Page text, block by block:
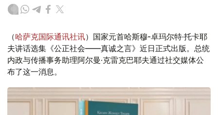
（哈萨克国际通讯社讯）国家元首哈斯穆-卓玛尔特·托卡耶
夫讲话选集《公正社会——真诚之言》近日正式出版。总统
内政与传播事务助理阿尔曼·克雷克巴耶夫通过社交媒体公
布了这一消息。